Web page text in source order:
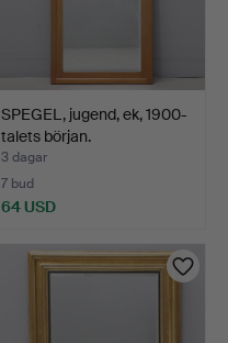
SPEGEL, jugend, ek, 1900-
talets början.
3 dagar
7 bud
64 USD